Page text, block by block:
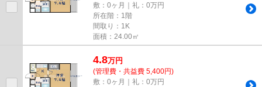
敷：0ヶ月｜礼：0万円
所在階：1階
間取り：1K
面積：24.00㎡
4.8万円
(管理費・共益費 5,400円)
敷：0ヶ月｜礼：0万円